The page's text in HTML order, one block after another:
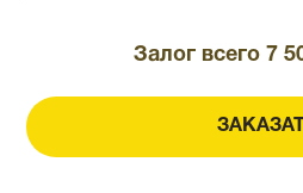
Залог всего 7